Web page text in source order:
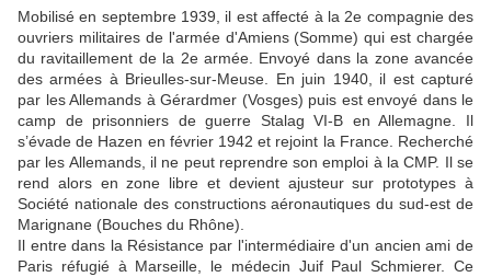
Mobilisé en septembre 1939, il est affecté à la 2e compagnie des
ouvriers militaires de l'armée d'Amiens (Somme) qui est chargée
du ravitaillement de la 2e armée. Envoyé dans la zone avancée
des armées à Brieulles-sur-Meuse. En juin 1940, il est capturé
par les Allemands à Gérardmer (Vosges) puis est envoyé dans le
camp de prisonniers de guerre Stalag VI-B en Allemagne. Il
s’évade de Hazen en février 1942 et rejoint la France. Recherché
par les Allemands, il ne peut reprendre son emploi à la CMP. Il se
rend alors en zone libre et devient ajusteur sur prototypes à
Société nationale des constructions aéronautiques du sud-est de
Marignane (Bouches du Rhône).
Il entre dans la Résistance par l'intermédiaire d'un ancien ami de
Paris réfugié à Marseille, le médecin Juif Paul Schmierer. Ce